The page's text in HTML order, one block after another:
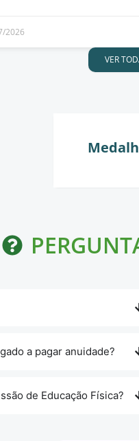
2026
VER
a pagar anuidade?
de Educação Física?